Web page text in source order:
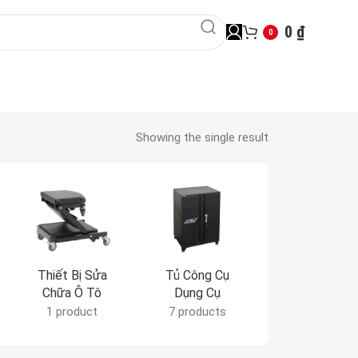
0 0 ₫
Showing the single result
Thiết Bị Sửa
Chữa Ô Tô
1 product
Tủ Công Cụ
Dụng Cụ
7 products